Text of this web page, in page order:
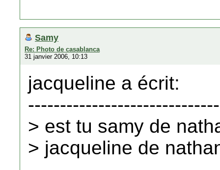
Samy
Re: Photo de casablanca
31 janvier 2006, 10:13
jacqueline a écrit:
> est tu samy de
> jacqueline de